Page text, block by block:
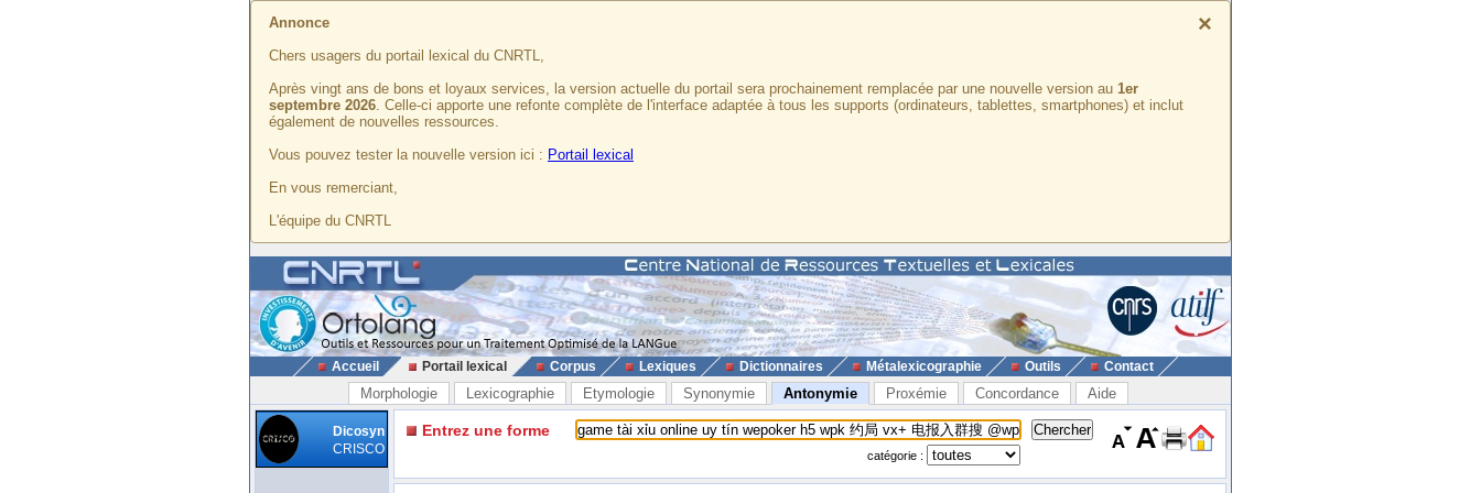
×
Annonce
Chers usagers du portail lexical du CNRTL,
Après vingt ans de bons et loyaux services, la version actuelle du portail sera prochainement remplacée par une nouvelle version au 1er
septembre 2026. Celle-ci apporte une refonte complète de l'interface adaptée à tous les supports (ordinateurs, tablettes, smartphones) et inclut
également de nouvelles ressources.
Vous pouvez tester la nouvelle version ici : Portail lexical
En vous remerciant,
L'équipe du CNRTL
Accueil Portail lexical Corpus Lexiques Dictionnaires Métalexicographie Outils Contact
Morphologie Lexicographie Etymologie Synonymie Antonymie Proxémie Concordance Aide
Dicosyn
CRISCO
Entrez une forme
catégorie :